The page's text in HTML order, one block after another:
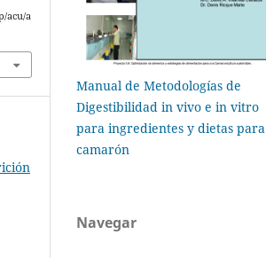
acu/a
Manual de Metodologías de
Digestibilidad in vivo e in vitro
para ingredientes y dietas para
camarón
Navegar